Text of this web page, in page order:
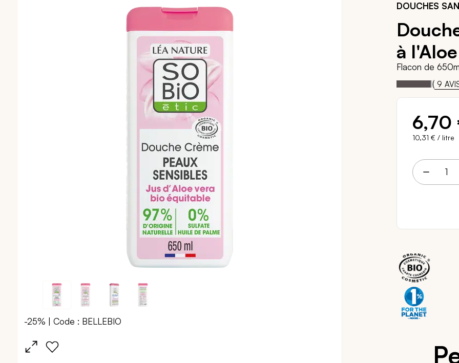
-25% | Code : BELLEBIO
Passer
au
DOUCHES
à
Flacon de
Notation:96
% of
( 9
6,70
10,31 € / litre